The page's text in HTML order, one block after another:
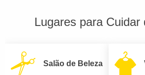
Lugares para Cuidar
Salão de Beleza